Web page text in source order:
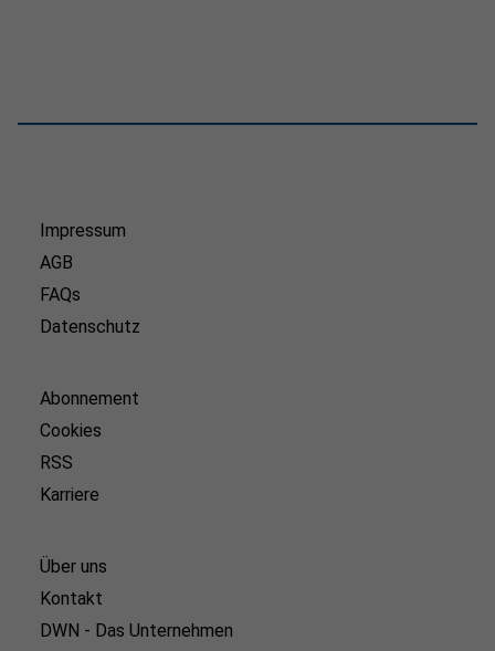
Impressum
AGB
FAQs
Datenschutz
Abonnement
Cookies
RSS
Karriere
Über uns
Kontakt
DWN - Das Unternehmen